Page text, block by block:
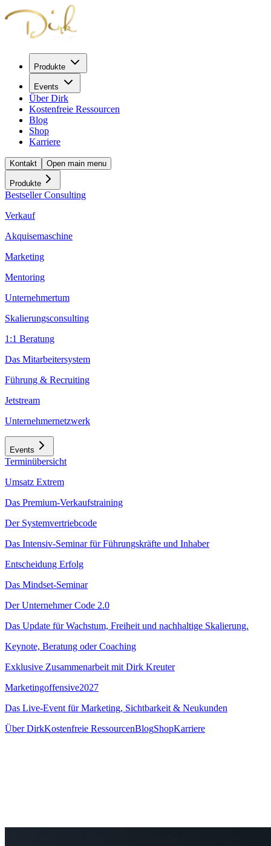
Produkte
Events
Über Dirk
Kostenfreie Ressourcen
Blog
Shop
Karriere
Kontakt Open main menu
Produkte
Bestseller Consulting
Verkauf
Akquisemaschine
Marketing
Mentoring
Unternehmertum
Skalierungsconsulting
1:1 Beratung
Das Mitarbeitersystem
Führung & Recruiting
Jetstream
Unternehmernetzwerk
Events
Terminübersicht
Umsatz Extrem
Das Premium-Verkaufstraining
Der Systemvertriebcode
Das Intensiv-Seminar für Führungskräfte und Inhaber
Entscheidung Erfolg
Das Mindset-Seminar
Der Unternehmer Code 2.0
Das Update für Wachstum, Freiheit und nachhaltige Skalierung.
Keynote, Beratung oder Coaching
Exklusive Zusammenarbeit mit Dirk Kreuter
Marketingoffensive2027
Das Live-Event für Marketing, Sichtbarkeit & Neukunden
Über DirkKostenfreie RessourcenBlogShopKarriere